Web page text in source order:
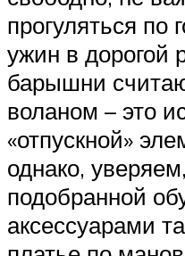
прогуляться по
ужин в дорогой
барышни
воланом – это
«отпускной»
однако,
подобранной
аксессуарами